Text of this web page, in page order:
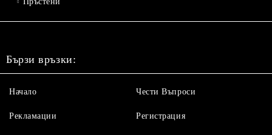
Бързи връзки:
Начало
Рекламации
Чести Въпроси
Регистрация